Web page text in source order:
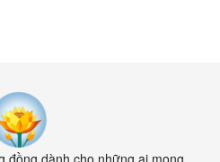
đồng dành cho những ai mong